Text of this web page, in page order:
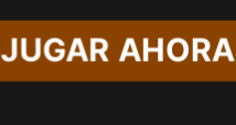
JUGAR AHORA